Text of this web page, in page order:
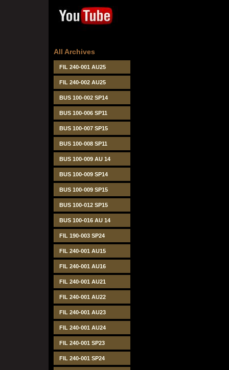
All Archives
FIL 240-001 AU25
FIL 240-002 AU25
BUS 100-002 SP14
BUS 100-006 SP11
BUS 100-007 SP15
BUS 100-008 SP11
BUS 100-009 AU 14
BUS 100-009 SP14
BUS 100-009 SP15
BUS 100-012 SP15
BUS 100-016 AU 14
FIL 190-003 SP24
FIL 240-001 AU15
FIL 240-001 AU16
FIL 240-001 AU21
FIL 240-001 AU22
FIL 240-001 AU23
FIL 240-001 AU24
FIL 240-001 SP23
FIL 240-001 SP24